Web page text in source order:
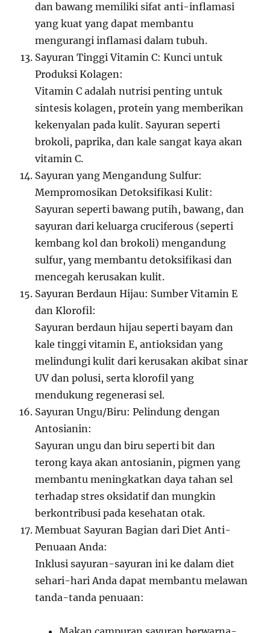
dan bawang memiliki sifat anti-inflamasi
yang kuat yang dapat membantu
mengurangi inflamasi dalam tubuh.
Sayuran Tinggi Vitamin C: Kunci untuk
Produksi Kolagen:
Vitamin C adalah nutrisi penting untuk
sintesis kolagen, protein yang memberikan
kekenyalan pada kulit. Sayuran seperti
brokoli, paprika, dan kale sangat kaya akan
vitamin C.
Sayuran yang Mengandung Sulfur:
Mempromosikan Detoksifikasi Kulit:
Sayuran seperti bawang putih, bawang, dan
sayuran dari keluarga cruciferous (seperti
kembang kol dan brokoli) mengandung
sulfur, yang membantu detoksifikasi dan
mencegah kerusakan kulit.
Sayuran Berdaun Hijau: Sumber Vitamin E
dan Klorofil:
Sayuran berdaun hijau seperti bayam dan
kale tinggi vitamin E, antioksidan yang
melindungi kulit dari kerusakan akibat sinar
UV dan polusi, serta klorofil yang
mendukung regenerasi sel.
Sayuran Ungu/Biru: Pelindung dengan
Antosianin:
Sayuran ungu dan biru seperti bit dan
terong kaya akan antosianin, pigmen yang
membantu meningkatkan daya tahan sel
terhadap stres oksidatif dan mungkin
berkontribusi pada kesehatan otak.
Membuat Sayuran Bagian dari Diet Anti-
Penuaan Anda:
Inklusi sayuran-sayuran ini ke dalam diet
sehari-hari Anda dapat membantu melawan
tanda-tanda penuaan: